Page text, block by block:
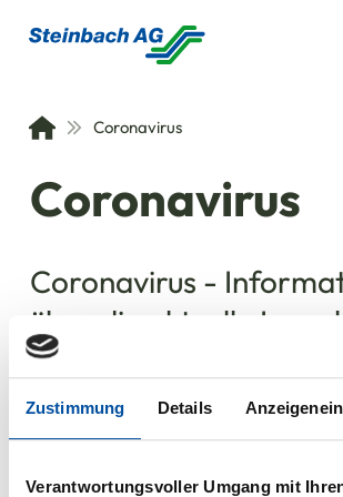
Zustimmung Details
Verantwortungsvoller Umgang mit
Coronavirus
Coronavirus
Coronavirus -
über die aktuelle Lage
Steinbach AG
01.04.2021